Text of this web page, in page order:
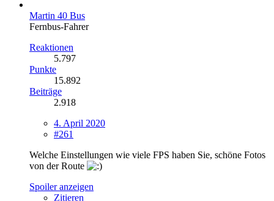
Martin 40 Bus
Fernbus-Fahrer
Reaktionen
5.797
Punkte
15.892
Beiträge
2.918
4. April 2020
#261
Welche Einstellungen wie viele FPS haben Sie, schöne Fotos
von der Route
Spoiler anzeigen
Zitieren